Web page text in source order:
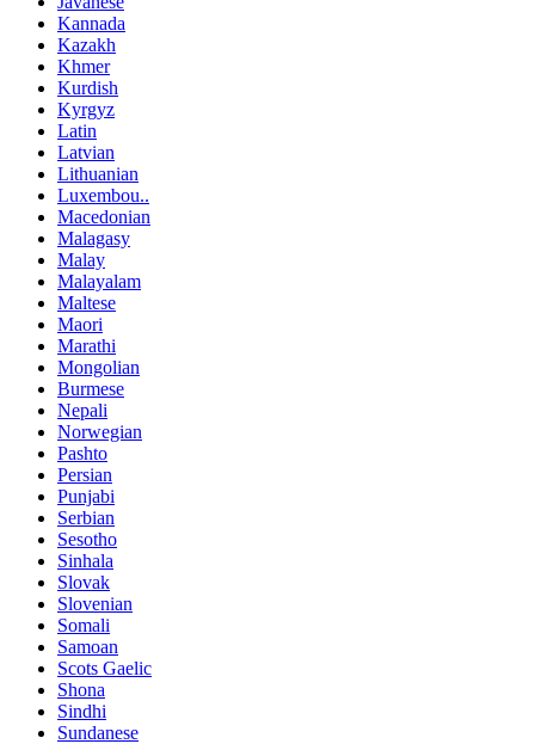
Kannada
Kazakh
Khmer
Kurdish
Kyrgyz
Latin
Latvian
Lithuanian
Luxembou..
Macedonian
Malagasy
Malay
Malayalam
Maltese
Maori
Marathi
Mongolian
Burmese
Nepali
Norwegian
Pashto
Persian
Punjabi
Serbian
Sesotho
Sinhala
Slovak
Slovenian
Somali
Samoan
Scots Gaelic
Shona
Sindhi
Sundanese